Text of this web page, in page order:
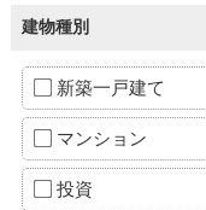
建物種別
新築一戸建て
マンション
投資